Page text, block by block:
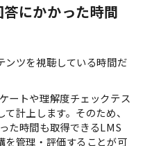
にかかった時間
ンツを視聴している時間だ
ートや理解度チェックテス
計上します。そのため、
た時間も取得できるLMS
を管理・評価することが可